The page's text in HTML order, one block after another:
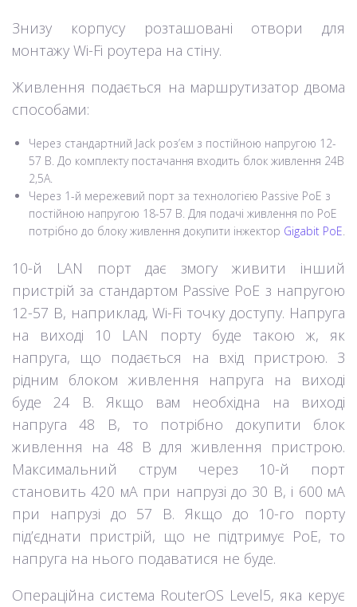
Знизу корпусу розташовані отвори для
монтажу Wi-Fi роутера на стіну.
Живлення подається на маршрутизатор двома
способами:
Через стандартний Jack роз’єм з постійною напругою 12-
57 В. До комплекту постачання входить блок живлення 24В
2,5А.
Через 1-й мережевий порт за технологією Passive PoE з
постійною напругою 18-57 В. Для подачі живлення по PoE
потрібно до блоку живлення докупити інжектор Gigabit PoE.
10-й LAN порт дає змогу живити інший
пристрій за стандартом Passive PoE з напругою
12-57 В, наприклад, Wi-Fi точку доступу. Напруга
на виході 10 LAN порту буде такою ж, як
напруга, що подається на вхід пристрою. З
рідним блоком живлення напруга на виході
буде 24 В. Якщо вам необхідна на виході
напруга 48 В, то потрібно докупити блок
живлення на 48 В для живлення пристрою.
Максимальний струм через 10-й порт
становить 420 мА при напрузі до 30 В, і 600 мА
при напрузі до 57 В. Якщо до 10-го порту
під’єднати пристрій, що не підтримує PoE, то
напруга на нього подаватися не буде.
Операційна система RouterOS Level5, яка керує